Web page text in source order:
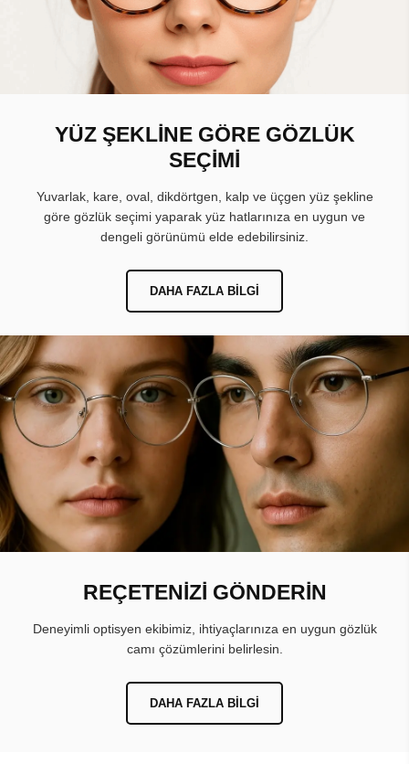
YÜZ ŞEKLİNE GÖRE GÖZLÜK
SEÇİMİ
Yuvarlak, kare, oval, dikdörtgen, kalp ve üçgen yüz şekline
göre gözlük seçimi yaparak yüz hatlarınıza en uygun ve
dengeli görünümü elde edebilirsiniz.
DAHA FAZLA BILGI
REÇETENİZİ GÖNDERİN
Deneyimli optisyen ekibimiz, ihtiyaçlarınıza en uygun gözlük
camı çözümlerini belirlesin.
DAHA FAZLA BILGI